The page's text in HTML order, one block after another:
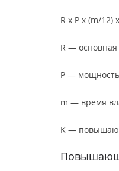
R х P х (m/12)
R — основная
P — мощность
m — время
K —